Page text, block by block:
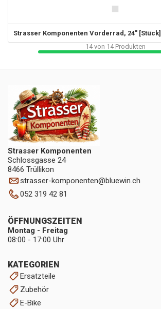
Strasser Komponenten Vorderrad, 24" [Stück]
14von 14Produkten
Strasser Komponenten
Schlossgasse 24
8466 Trüllikon
strasser-komponenten@bluewin.ch
052 319 42 81
KATEGORIEN
Ersatzteile
Zubehör
E-Bike
ÖFFNUNGSZEITEN
Montag - Freitag
08:00 - 17:00 Uhr